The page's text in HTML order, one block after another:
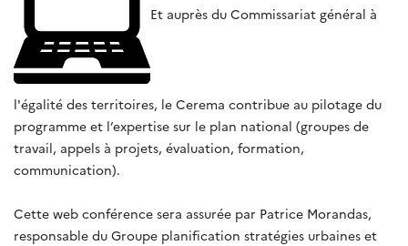
Et auprès du Commissariat général à
l'égalité des territoires, le Cerema contribue au pilotage du
programme et l’expertise sur le plan national (groupes de
travail, appels à projets, évaluation, formation,
communication).
Cette web conférence sera assurée par Patrice Morandas,
responsable du Groupe planification stratégies urbaines et